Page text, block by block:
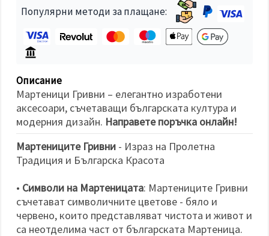
бутона
Приеми
Настройки
на
бисквитките
Популярни методи за плащане:
Описание
Мартеници Гривни – елегантно изработени
аксесоари, съчетаващи българската култура и
модерния дизайн. Направете поръчка онлайн!
Мартениците Гривни - Израз на Пролетна
Традиция и Българска Красота
• Символи на Мартеницата: Мартениците Гривни
съчетават символичните цветове - бяло и
червено, които представляват чистота и живот и
са неотделима част от българската Мартеница.